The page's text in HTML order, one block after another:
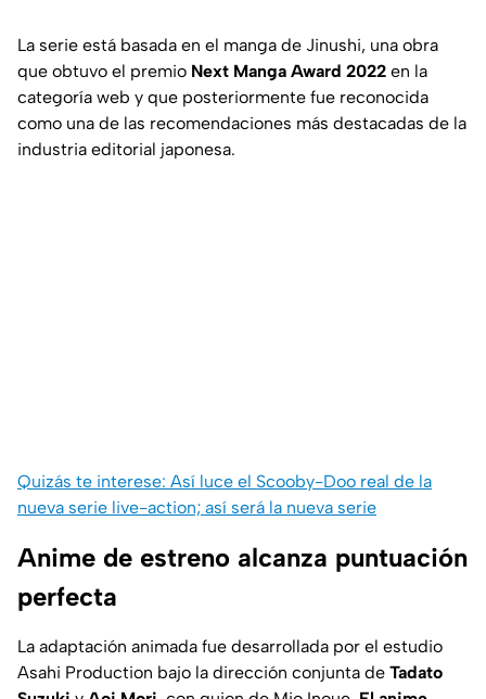
La serie está basada en el manga de Jinushi, una obra
que obtuvo el premio Next Manga Award 2022 en la
categoría web y que posteriormente fue reconocida
como una de las recomendaciones más destacadas de la
industria editorial japonesa.
Quizás te interese: Así luce el Scooby-Doo real de la
nueva serie live-action; así será la nueva serie
Anime de estreno alcanza puntuación
perfecta
La adaptación animada fue desarrollada por el estudio
Asahi Production bajo la dirección conjunta de Tadato